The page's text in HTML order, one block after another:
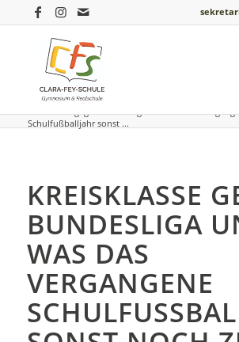
Du bist hier: Startseite
Schuljahr 2022 / 23
Kreisklasse gegen Bundesliga und was das
Schulfußballjahr sonst ...
KREISKLASSE
BUNDESLIGA
WAS DAS
VERGANGENE